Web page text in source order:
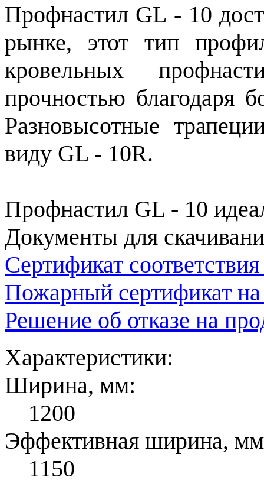
Профнастил GL - 10
рынке, этот тип
кровельных
прочностью благодаря
Разновысотные
виду GL - 10R.
Профнастил GL - 10
Документы для
Сертификат
Пожарный сертификат
Решение об отказе на
Характеристики:
Ширина, мм:
1200
Эффективная ширина,
1150